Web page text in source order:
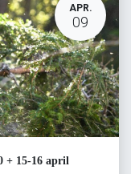
APR.
09
+ 15-16 april